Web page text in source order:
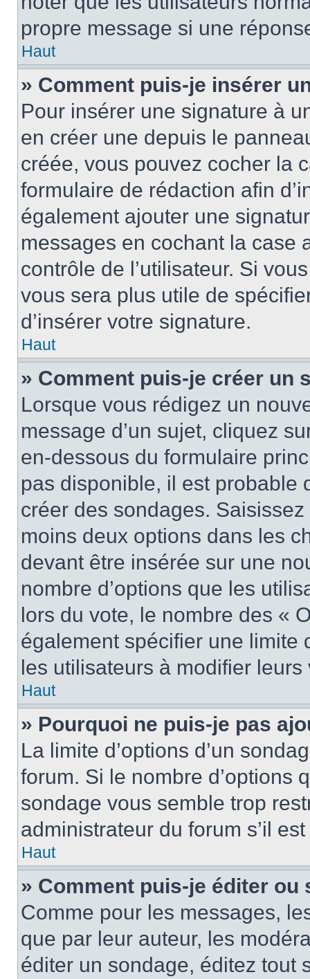
propre message si une
Haut
» Comment puis-je insérer
Pour insérer une signature à
en créer une depuis le
créée, vous pouvez cocher la
formulaire de rédaction afin
également ajouter une
messages en cochant la case
contrôle de l’utilisateur. Si
vous sera plus utile de
d’insérer votre signature.
Haut
» Comment puis-je créer un
Lorsque vous rédigez un
message d’un sujet, cliquez
en-dessous du formulaire
pas disponible, il est probable
créer des sondages.
moins deux options dans les
devant être insérée sur une
nombre d’options que les
lors du vote, le nombre des «
également spécifier une limite
les utilisateurs à modifier leurs
Haut
» Pourquoi ne puis-je pas
La limite d’options d’un
forum. Si le nombre d’options
sondage vous semble trop
administrateur du forum s’il
Haut
» Comment puis-je éditer ou
Comme pour les messages,
que par leur auteur, les
éditer un sondage, éditez tout